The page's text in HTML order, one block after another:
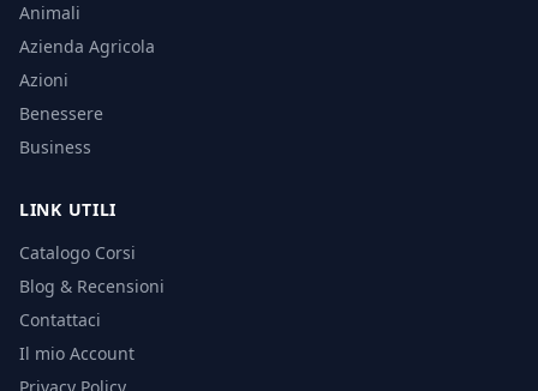
Animali
Azienda Agricola
Azioni
Benessere
Business
LINK UTILI
Catalogo Corsi
Blog & Recensioni
Contattaci
Il mio Account